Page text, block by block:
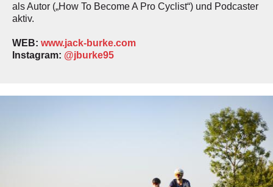
als Autor („How To Become A Pro Cyclist“) und Podcaster
aktiv.
WEB: www.jack-burke.com
Instagram: @jburke95